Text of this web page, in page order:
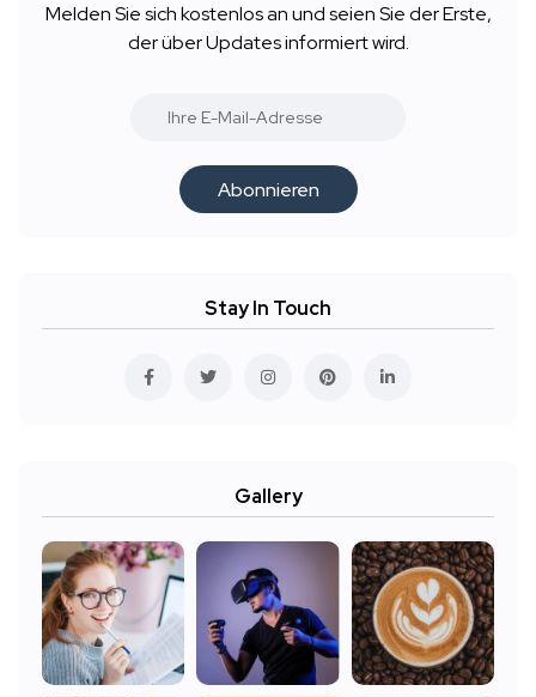
Melden Sie sich kostenlos an und seien Sie der Erste,
der über Updates informiert wird.
Abonnieren
Stay In Touch
Gallery